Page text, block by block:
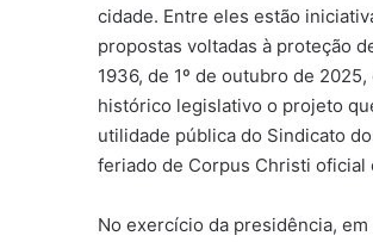
cidade. Entre eles estão
propostas voltadas à proteção
1936, de 1º de outubro de
histórico legislativo o projeto
utilidade pública do Sindicato
feriado de Corpus Christi oficial
No exercício da presidência,